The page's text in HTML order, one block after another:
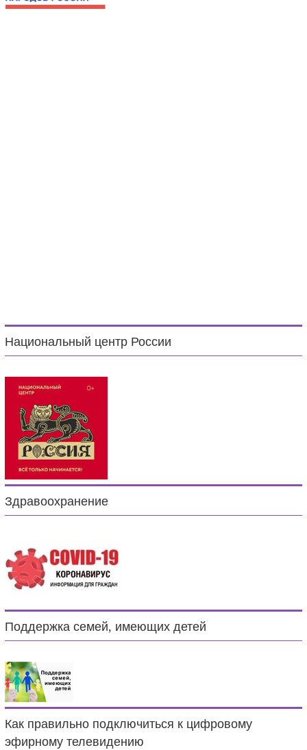
Национальный центр России
Здравоохранение
Поддержка семей, имеющих детей
Как правильно подключиться к цифровому
эфирному телевидению